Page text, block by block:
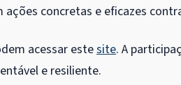
concretas e eficazes
acessar estesite. A
e resiliente.